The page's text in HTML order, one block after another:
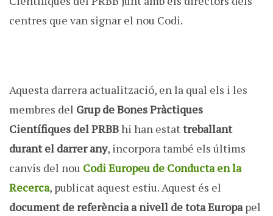
centres que van signar el nou Codi.
Aquesta darrera actualització, en la qual els i les
membres del Grup de Bones Pràctiques
Científiques del PRBBhi han estattreballant
durant el darrer any, incorpora també els últims
canvis del nou Codi Europeu de Conducta en la
Recerca, publicat aquest estiu. Aquest és el
document de referència a nivell de tota Europapel